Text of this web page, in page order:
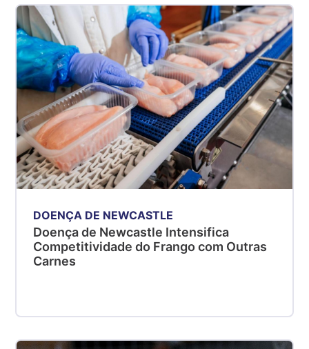
DOENÇA DE NEWCASTLE
Doença de Newcastle Intensifica
Competitividade do Frango com Outras
Carnes